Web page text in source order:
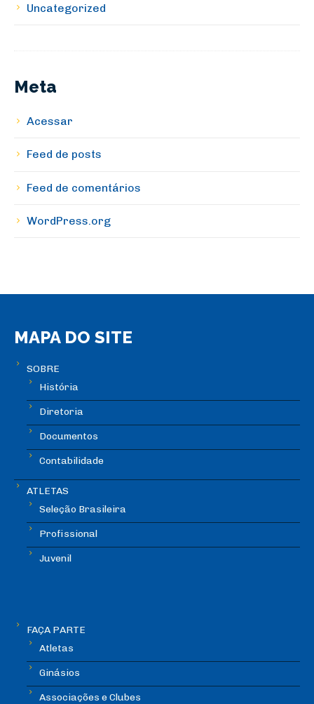
Uncategorized
Meta
Acessar
Feed de posts
Feed de comentários
WordPress.org
MAPA DO SITE
SOBRE
História
Diretoria
Documentos
Contabilidade
ATLETAS
Seleção Brasileira
Profissional
Juvenil
FAÇA PARTE
Atletas
Ginásios
Associações e Clubes